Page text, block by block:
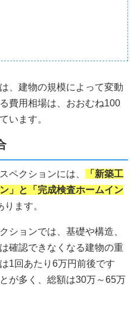
、建物の規模によって変動
費用相場は、おおむね100
います。
ペクションには、
「新築工
」と「完成検査ホームイン
ります。
ションでは、基礎や構造、
確認できなくなる建物の重
1回あたり6万円前後です
が多く、総額は30万～65万